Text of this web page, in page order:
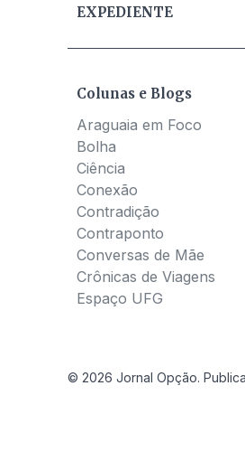
EXPEDIENTE
Colunas e Blogs
Araguaia em Foco
Bolha
Ciência
Conexão
Contradição
Contraponto
Conversas de Mãe
Crônicas de Viagens
Espaço UFG
© 2026 Jornal Opção.